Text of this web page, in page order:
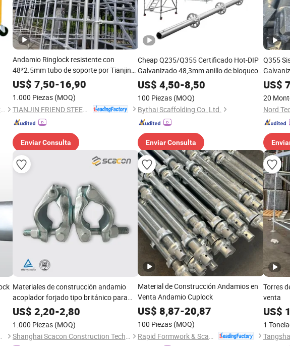
Tianjin.Goldensun Import & Export Co., Ltd.
Andamio Ringlock resistente con
48*2.5mm tubo de soporte por Tianjin
Friend
US$ 7,50-16,90
1.000 Piezas (MOQ)
TIANJIN FRIEND STEEL TUBE CO., LTD.
Enviar Consulta
Cheap Q235/Q355 Certificado Hot-DIP
Galvanizado 48,3mm anillo de bloqueo
stands Scaffold Desde China
US$ 4,50-8,50
100 Piezas (MOQ)
Bythai Scaffolding Co.,Ltd.
Enviar Consulta
Q355
US$
20
Co., Ltd.
Materiales de construcción andamio
acoplador forjado tipo británico para
material de construcción
US$ 2,20-2,80
1.000 Piezas (MOQ)
Shanghai Scacon Construction Technology Co., Ltd.
Material de Construcción Andamios en
Venta Andamio Cuplock
US$ 8,87-20,87
100 Piezas (MOQ)
Torres
venta
US$
1